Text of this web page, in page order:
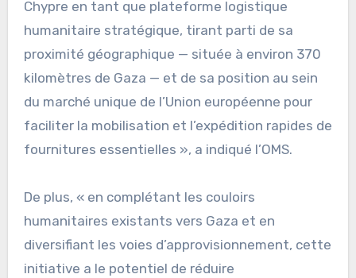
Chypre en tant que plateforme logistique
humanitaire stratégique, tirant parti de sa
proximité géographique — située à environ 370
kilomètres de Gaza — et de sa position au sein
du marché unique de l’Union européenne pour
faciliter la mobilisation et l’expédition rapides de
fournitures essentielles », a indiqué l’OMS.
De plus, « en complétant les couloirs
humanitaires existants vers Gaza et en
diversifiant les voies d’approvisionnement, cette
initiative a le potentiel de réduire